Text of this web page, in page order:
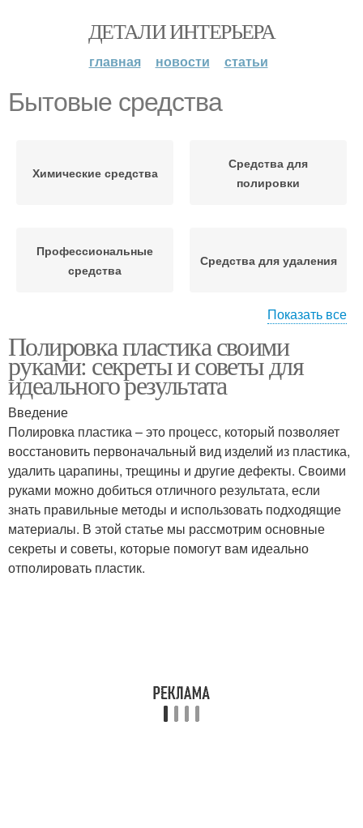
ДЕТАЛИ ИНТЕРЬЕРА
главная новости статьи
Бытовые средства
Химические средства
Средства для
полировки
Профессиональные
средства
Средства для удаления
средства
Домашние средства
Показать все
Полировка пластика своими
руками: секреты и советы для
идеального результата
Введение
Полировка пластика – это процесс, который позволяет
восстановить первоначальный вид изделий из пластика,
удалить царапины, трещины и другие дефекты. Своими
руками можно добиться отличного результата, если
знать правильные методы и использовать подходящие
материалы. В этой статье мы рассмотрим основные
секреты и советы, которые помогут вам идеально
отполировать пластик.